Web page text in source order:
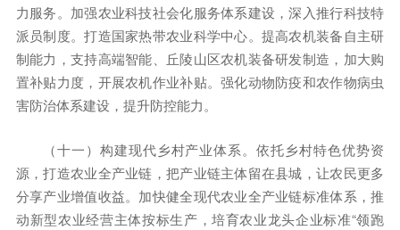
力服务。加强农业科技社会化服务体系建设，深入推行科技特
派员制度。打造国家热带农业科学中心。提高农机装备自主研
制能力，支持高端智能、丘陵山区农机装备研发制造，加大购
置补贴力度，开展农机作业补贴。强化动物防疫和农作物病虫
害防治体系建设，提升防控能力。
（十一）构建现代乡村产业体系。依托乡村特色优势资
源，打造农业全产业链，把产业链主体留在县城，让农民更多
分享产业增值收益。加快健全现代农业全产业链标准体系，推
动新型农业经营主体按标生产，培育农业龙头企业标准“领跑